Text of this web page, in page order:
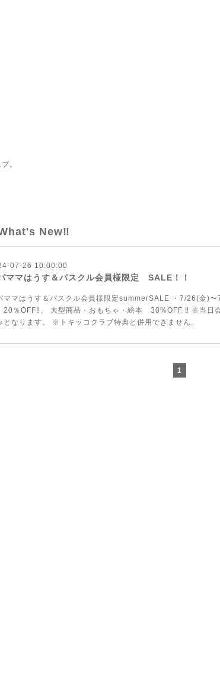
。
New‼
07-26 10:00:00
ママはうす＆パスクル会員様限定 SALE！！
ママはうす＆パスクル会員様限定summerSALE ・7/26(金)
％OFF‼️、 大型商品・おもちゃ・絵本 30%OFF ‼️ ※当日
となります。 ※トキッコクラブ特典と併用できません。
1